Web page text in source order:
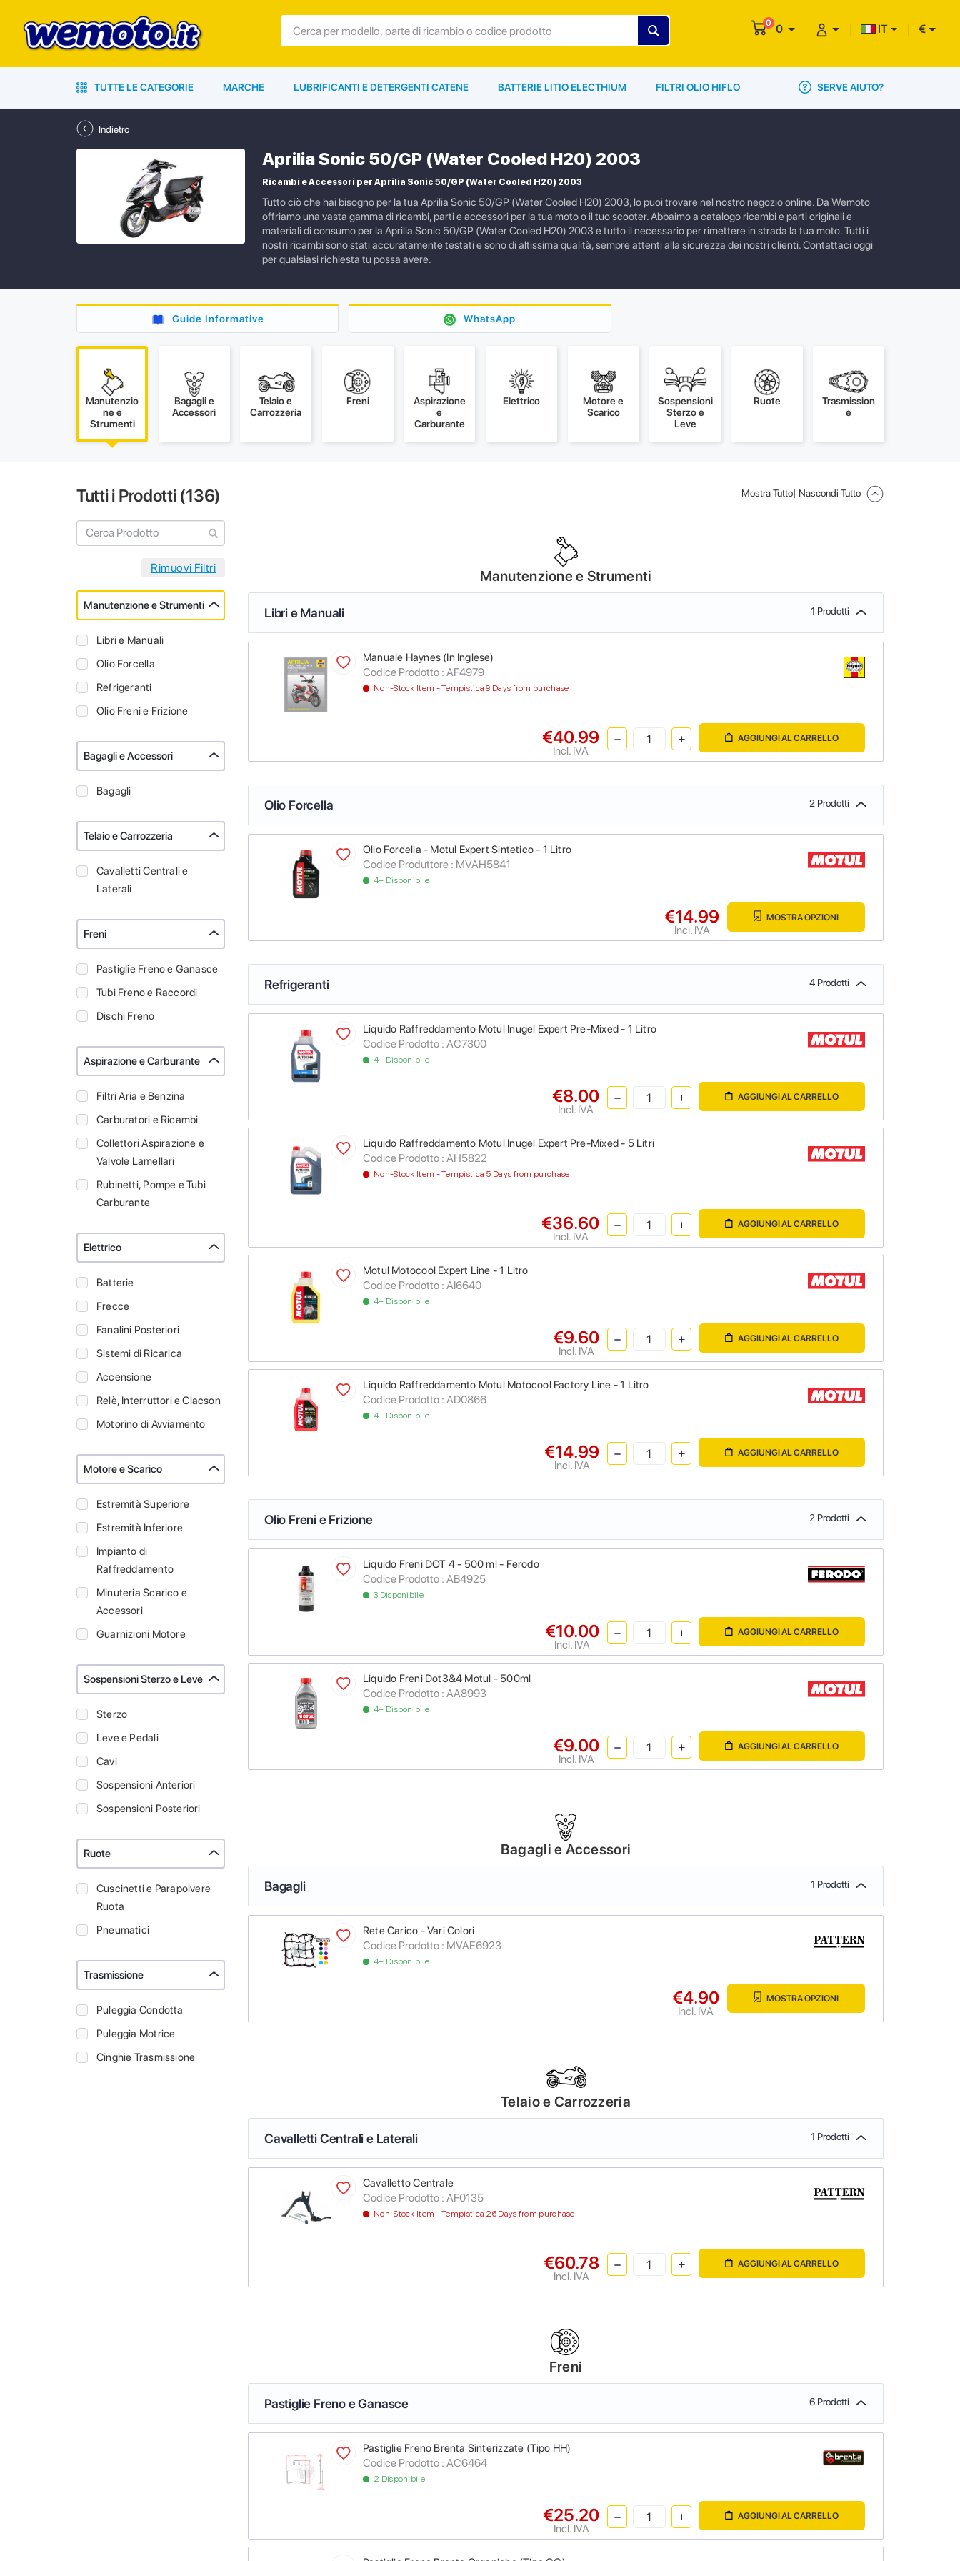
0 0 IT €
TUTTE LE CATEGORIE MARCHE LUBRIFICANTI E DETERGENTI CATENE BATTERIE LITIO ELECTHIUM FILTRI OLIO HIFLO SERVE AIUTO?
Indietro
Aprilia Sonic 50/GP (Water Cooled H20) 2003
Ricambi e Accessori per Aprilia Sonic 50/GP (Water Cooled H20) 2003
Tutto ciò che hai bisogno per la tua Aprilia Sonic 50/GP (Water Cooled H20) 2003, lo puoi trovare nel nostro negozio online. Da Wemoto
offriamo una vasta gamma di ricambi, parti e accessori per la tua moto o il tuo scooter. Abbaimo a catalogo ricambi e parti originali e
materiali di consumo per la Aprilia Sonic 50/GP (Water Cooled H20) 2003 e tutto il necessario per rimettere in strada la tua moto. Tutti i
nostri ricambi sono stati accuratamente testati e sono di altissima qualità, sempre attenti alla sicurezza dei nostri clienti. Contattaci oggi
per qualsiasi richiesta tu possa avere.
Guide Informative WhatsApp
Manutenzio
ne e
Strumenti
Bagagli e
Accessori
Telaio e
Carrozzeria
Freni
Aspirazione
e
Carburante
Elettrico
Motore e
Scarico
Sospensioni
Sterzo e
Leve
Ruote
Trasmission
e
Tutti i Prodotti (136)
Manutenzione e Strumenti
Libri e Manuali
Olio Forcella
Refrigeranti
Olio Freni e Frizione
Bagagli e Accessori
Bagagli
Telaio e Carrozzeria
Cavalletti Centrali e
Laterali
Freni
Pastiglie Freno e Ganasce
Tubi Freno e Raccordi
Dischi Freno
Aspirazione e Carburante
Filtri Aria e Benzina
Carburatori e Ricambi
Collettori Aspirazione e
Valvole Lamellari
Rubinetti, Pompe e Tubi
Carburante
Elettrico
Batterie
Frecce
Fanalini Posteriori
Sistemi di Ricarica
Accensione
Relè, Interruttori e Clacson
Motorino di Avviamento
Motore e Scarico
Estremità Superiore
Estremità Inferiore
Impianto di
Raffreddamento
Minuteria Scarico e
Accessori
Guarnizioni Motore
Sospensioni Sterzo e Leve
Sterzo
Leve e Pedali
Cavi
Sospensioni Anteriori
Sospensioni Posteriori
Ruote
Cuscinetti e Parapolvere
Ruota
Pneumatici
Trasmissione
Puleggia Condotta
Puleggia Motrice
Cinghie Trasmissione
Mostra Tutto| Nascondi Tutto
Manutenzione e Strumenti
Libri e Manuali 1 Prodotti
Manuale Haynes (In Inglese)
Codice Prodotto : AF4979
Non-Stock Item - Tempistica 9 Days from purchase
€40.99
Incl. IVA
AGGIUNGI AL CARRELLO
Olio Forcella 2 Prodotti
Olio Forcella - Motul Expert Sintetico - 1 Litro
Codice Produttore : MVAH5841
4+ Disponibile
€14.99
Incl. IVA
MOSTRA OPZIONI
Refrigeranti 4 Prodotti
Liquido Raffreddamento Motul Inugel Expert Pre-Mixed - 1 Litro
Codice Prodotto : AC7300
4+ Disponibile
€8.00
Incl. IVA
AGGIUNGI AL CARRELLO
Liquido Raffreddamento Motul Inugel Expert Pre-Mixed - 5 Litri
Codice Prodotto : AH5822
Non-Stock Item - Tempistica 5 Days from purchase
€36.60
Incl. IVA
AGGIUNGI AL CARRELLO
Motul Motocool Expert Line - 1 Litro
Codice Prodotto : AI6640
4+ Disponibile
€9.60
Incl. IVA
AGGIUNGI AL CARRELLO
Liquido Raffreddamento Motul Motocool Factory Line - 1 Litro
Codice Prodotto : AD0866
4+ Disponibile
€14.99
Incl. IVA
AGGIUNGI AL CARRELLO
Olio Freni e Frizione 2 Prodotti
Liquido Freni DOT 4 - 500 ml - Ferodo
Codice Prodotto : AB4925
3 Disponibile
€10.00
Incl. IVA
AGGIUNGI AL CARRELLO
Liquido Freni Dot3&4 Motul - 500ml
Codice Prodotto : AA8993
4+ Disponibile
€9.00
Incl. IVA
AGGIUNGI AL CARRELLO
Bagagli e Accessori
Bagagli 1 Prodotti
Rete Carico - Vari Colori
Codice Prodotto : MVAE6923
4+ Disponibile
€4.90
Incl. IVA
MOSTRA OPZIONI
Telaio e Carrozzeria
Cavalletti Centrali e Laterali 1 Prodotti
Cavalletto Centrale
Codice Prodotto : AF0135
Non-Stock Item - Tempistica 26 Days from purchase
€60.78
Incl. IVA
AGGIUNGI AL CARRELLO
Freni
Pastiglie Freno e Ganasce 6 Prodotti
Pastiglie Freno Brenta Sinterizzate (Tipo HH)
Codice Prodotto : AC6464
2 Disponibile
€25.20
Incl. IVA
AGGIUNGI AL CARRELLO